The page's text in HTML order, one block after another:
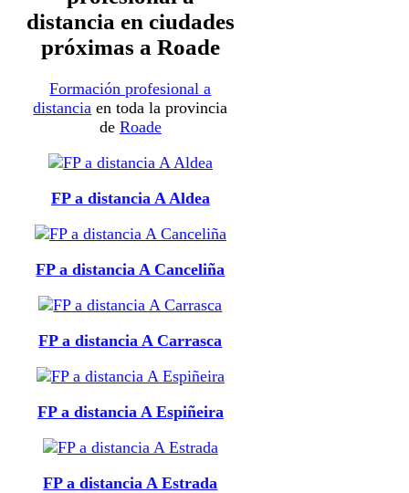
distancia en ciudades
próximas a Roade
Formación profesional a
distancia en toda la provincia
de Roade
FP a distancia A Aldea
FP a distancia A Canceliña
FP a distancia A Carrasca
FP a distancia A Espiñeira
FP a distancia A Estrada